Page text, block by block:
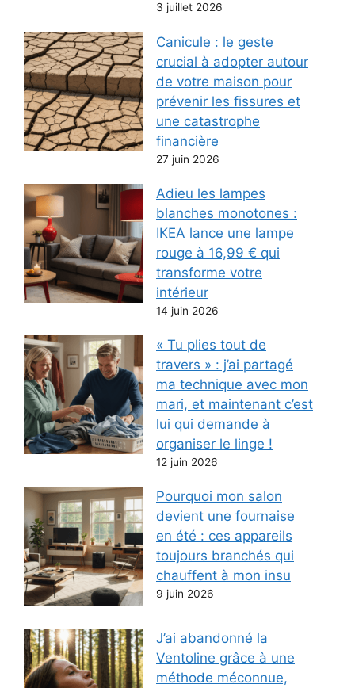
3 juillet 2026
Canicule : le geste
crucial à adopter autour
de votre maison pour
prévenir les fissures et
une catastrophe
financière
27 juin 2026
Adieu les lampes
blanches monotones :
IKEA lance une lampe
rouge à 16,99 € qui
transforme votre
intérieur
14 juin 2026
« Tu plies tout de
travers » : j’ai partagé
ma technique avec mon
mari, et maintenant c’est
lui qui demande à
organiser le linge !
12 juin 2026
Pourquoi mon salon
devient une fournaise
en été : ces appareils
toujours branchés qui
chauffent à mon insu
9 juin 2026
J’ai abandonné la
Ventoline grâce à une
méthode méconnue,